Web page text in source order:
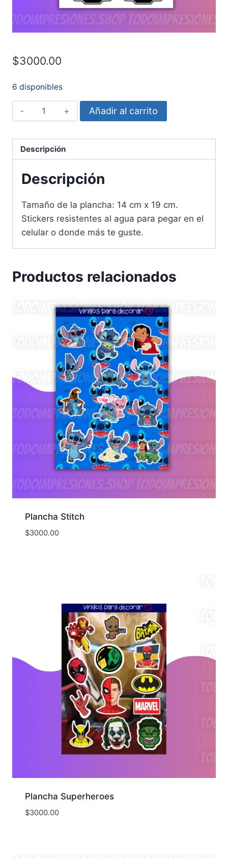
$3000.00
6 disponibles
Plancha
Condimentos
Añadir al carrito
Descripción
Descripción
Tamaño de la plancha: 14 cm x 19 cm.
Stickers resistentes al agua para pegar en el
celular o donde más te guste.
Productos relacionados
Plancha Stitch
$3000.00
Plancha Superheroes
$3000.00